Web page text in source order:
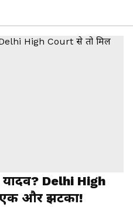
Delhi High
एक और झटका!